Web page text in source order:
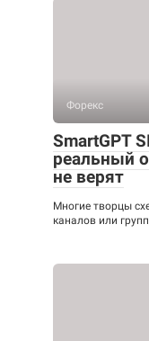
Форекс
SmartGPT
реальный
не верят
Многие творцы
каналов или